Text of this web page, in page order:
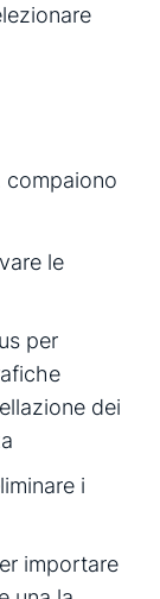
compaiono
le
per
dei
i
importare